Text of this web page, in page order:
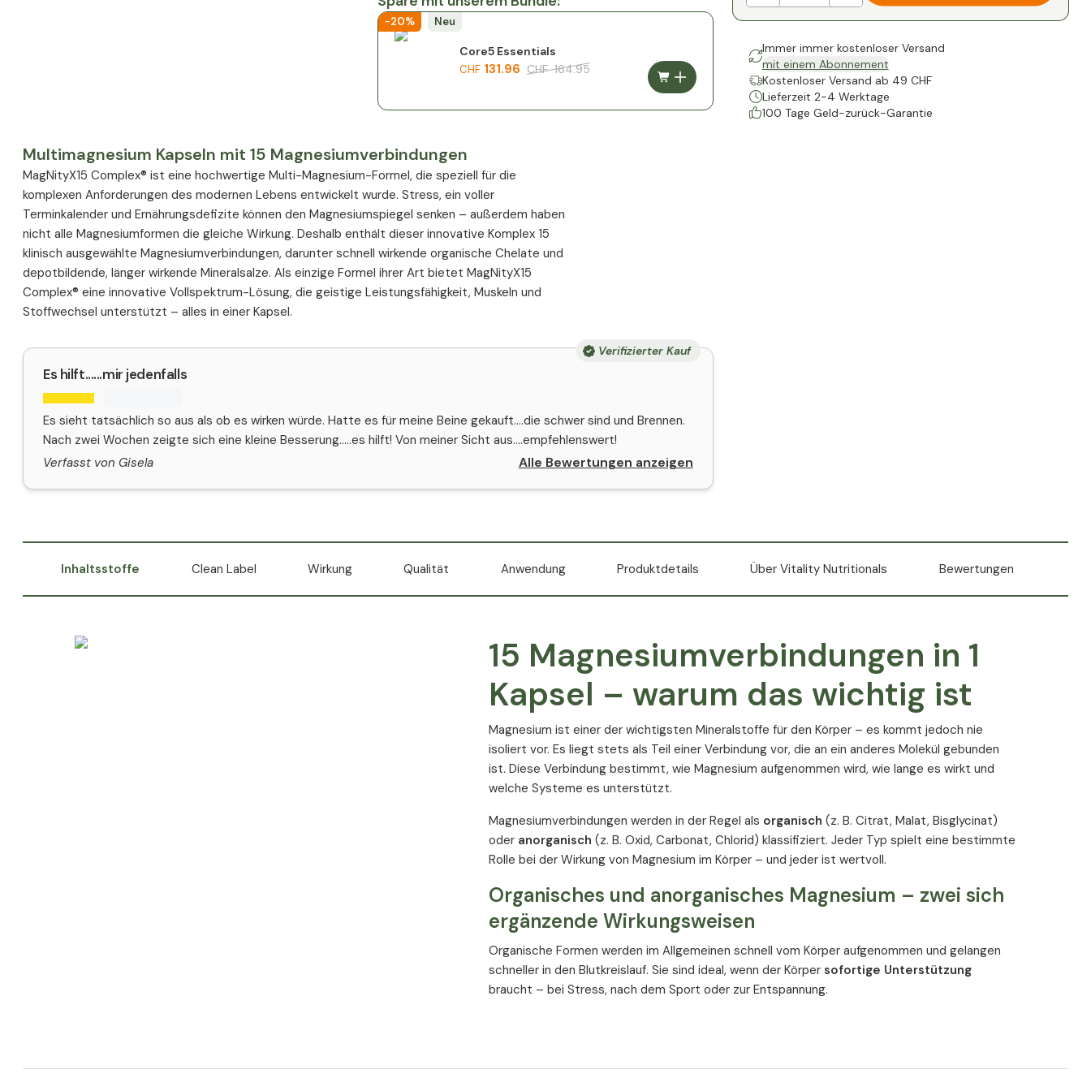
-20% Neu
Core5 Essentials
CHF 131.96 CHF 164.95
Immer immer kostenloser Versand
mit einem Abonnement
Kostenloser Versand ab 49 CHF
Lieferzeit 2-4 Werktage
100 Tage Geld-zurück-Garantie
Multimagnesium Kapseln mit 15 Magnesiumverbindungen
MagNityX15 Complex® ist eine hochwertige Multi-Magnesium-Formel, die speziell für die
komplexen Anforderungen des modernen Lebens entwickelt wurde. Stress, ein voller
Terminkalender und Ernährungsdefizite können den Magnesiumspiegel senken – außerdem haben
nicht alle Magnesiumformen die gleiche Wirkung. Deshalb enthält dieser innovative Komplex 15
klinisch ausgewählte Magnesiumverbindungen, darunter schnell wirkende organische Chelate und
depotbildende, länger wirkende Mineralsalze. Als einzige Formel ihrer Art bietet MagNityX15
Complex® eine innovative Vollspektrum-Lösung, die geistige Leistungsfähigkeit, Muskeln und
Stoffwechsel unterstützt – alles in einer Kapsel.
Verifizierter Kauf
Es hilft......mir jedenfalls
Es sieht tatsächlich so aus als ob es wirken würde. Hatte es für meine Beine gekauft....die schwer sind und Brennen.
Nach zwei Wochen zeigte sich eine kleine Besserung.....es hilft! Von meiner Sicht aus....empfehlenswert!
Verfasst von Gisela
Alle Bewertungen anzeigen
Inhaltsstoffe Clean Label Wirkung Qualität Anwendung Produktdetails Über Vitality Nutritionals Bewertungen
15 Magnesiumverbindungen in 1
Kapsel – warum das wichtig ist
Magnesium ist einer der wichtigsten Mineralstoffe für den Körper – es kommt jedoch nie
isoliert vor. Es liegt stets als Teil einer Verbindung vor, die an ein anderes Molekül gebunden
ist. Diese Verbindung bestimmt, wie Magnesium aufgenommen wird, wie lange es wirkt und
welche Systeme es unterstützt.
Magnesiumverbindungen werden in der Regel als organisch (z. B. Citrat, Malat, Bisglycinat)
oder anorganisch (z. B. Oxid, Carbonat, Chlorid) klassifiziert. Jeder Typ spielt eine bestimmte
Rolle bei der Wirkung von Magnesium im Körper – und jeder ist wertvoll.
Organisches und anorganisches Magnesium – zwei sich
ergänzende Wirkungsweisen
Organische Formen werden im Allgemeinen schnell vom Körper aufgenommen und gelangen
schneller in den Blutkreislauf. Sie sind ideal, wenn der Körper sofortige Unterstützung
braucht – bei Stress, nach dem Sport oder zur Entspannung.